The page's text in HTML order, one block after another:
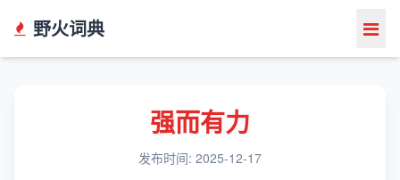
野火词典
强而有力
发布时间: 2025-12-17